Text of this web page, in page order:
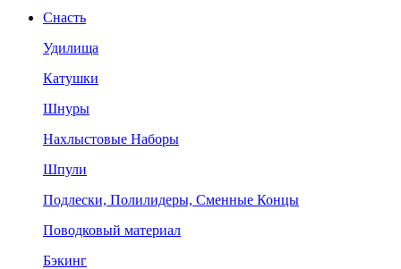
Снасть
Удилища
Катушки
Шнуры
Нахлыстовые Наборы
Шпули
Подлески, Полилидеры, Сменные Концы
Поводковый материал
Бэкинг